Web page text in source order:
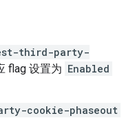
third-party-
flag 设置为 Enabled
cookie-phaseout